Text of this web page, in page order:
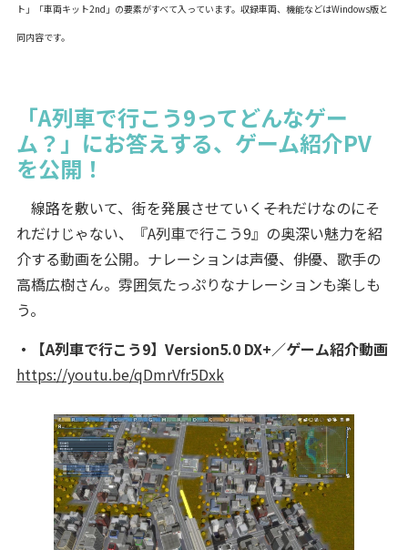
ト」「車両キット2nd」の要素がすべて入っています。収録車両、機能などはWindows版と
同内容です。
「A列車で行こう9ってどんなゲー
ム？」にお答えする、ゲーム紹介PV
を公開！
線路を敷いて、街を発展させていく――それだけなのにそ
れだけじゃない、『A列車で行こう9』の奥深い魅力を紹
介する動画を公開。ナレーションは声優、俳優、歌手の
高橋広樹さん。雰囲気たっぷりなナレーションも楽しも
う。
・【A列車で行こう9】Version5.0 DX+／ゲーム紹介動画
https://youtu.be/qDmrVfr5Dxk